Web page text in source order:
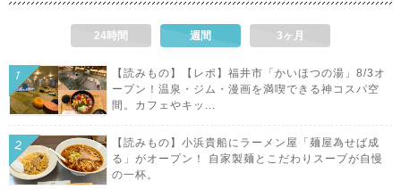
24時間 週間 3ヶ月
【読みもの】【レポ】福井市「かいほつの湯」8/3オ
ープン！温泉・ジム・漫画を満喫できる神コスパ空
間。カフェやキッ...
【読みもの】小浜貴船にラーメン屋「麺屋為せば成
る」がオープン！ 自家製麺とこだわりスープが自慢
の一杯。